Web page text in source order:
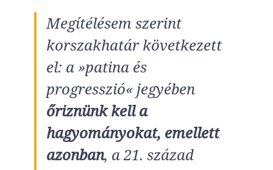
Megítélésem szerint
korszakhatár következett
el: a »patina és
progresszió« jegyében
őriznünk kell a
hagyományokat, emellett
azonban, a 21. század